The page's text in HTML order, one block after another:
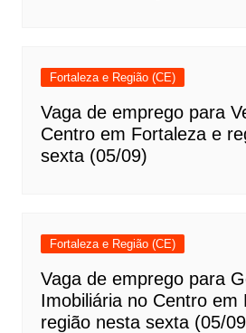
Fortaleza e Região (CE)
Vaga de emprego para
Centro em Fortaleza e
sexta (05/09)
Fortaleza e Região (CE)
Vaga de emprego para
Imobiliária no Centro em
região nesta sexta (05/